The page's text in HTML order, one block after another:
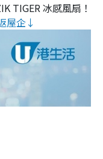
TIGER 冰感風扇！
屋企↓